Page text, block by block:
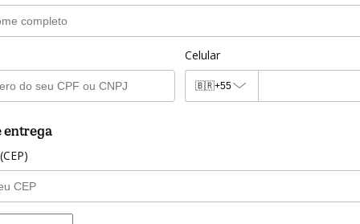
Celular
🇧🇷+55
entrega